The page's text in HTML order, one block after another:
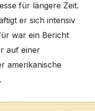
für längere Zeit.
er sich intensiv
war ein Bericht
auf einer
amerikanische